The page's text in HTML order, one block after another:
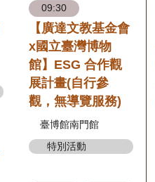
09:30
【廣達文教基金會
x國立臺灣博物
館】ESG 合作觀
展計畫(自行參
觀，無導覽服務)
臺博館南門館
特別活動